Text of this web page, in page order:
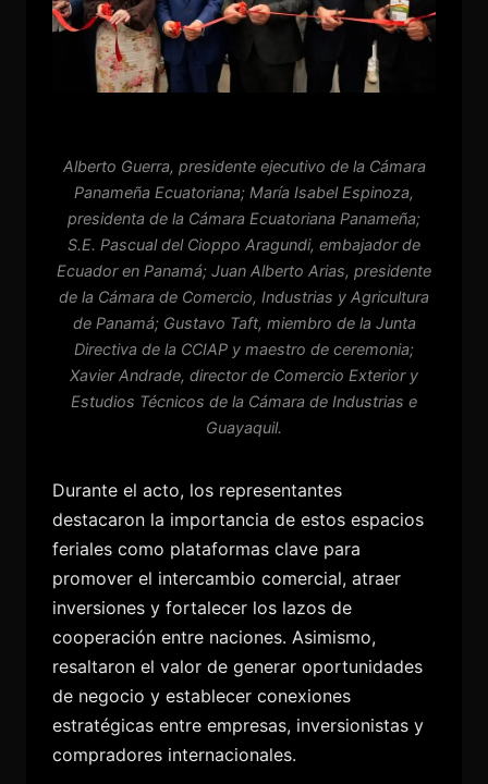
Alberto Guerra, presidente ejecutivo de la Cámara
Panameña Ecuatoriana; María Isabel Espinoza,
presidenta de la Cámara Ecuatoriana Panameña;
S.E. Pascual del Cioppo Aragundi, embajador de
Ecuador en Panamá; Juan Alberto Arias, presidente
de la Cámara de Comercio, Industrias y Agricultura
de Panamá; Gustavo Taft, miembro de la Junta
Directiva de la CCIAP y maestro de ceremonia;
Xavier Andrade, director de Comercio Exterior y
Estudios Técnicos de la Cámara de Industrias e
Guayaquil.
Durante el acto, los representantes
destacaron la importancia de estos espacios
feriales como plataformas clave para
promover el intercambio comercial, atraer
inversiones y fortalecer los lazos de
cooperación entre naciones. Asimismo,
resaltaron el valor de generar oportunidades
de negocio y establecer conexiones
estratégicas entre empresas, inversionistas y
compradores internacionales.